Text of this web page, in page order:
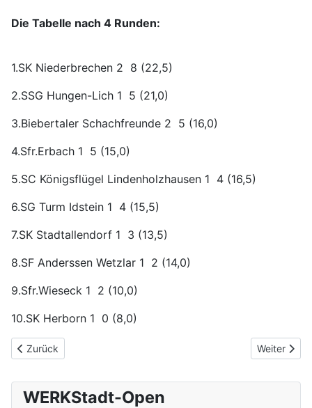
Die Tabelle nach 4 Runden:
1.SK Niederbrechen 2 8 (22,5)
2.SSG Hungen-Lich 1 5 (21,0)
3.Biebertaler Schachfreunde 2 5 (16,0)
4.Sfr.Erbach 1 5 (15,0)
5.SC Königsflügel Lindenholzhausen 1 4 (16,5)
6.SG Turm Idstein 1 4 (15,5)
7.SK Stadtallendorf 1 3 (13,5)
8.SF Anderssen Wetzlar 1 2 (14,0)
9.Sfr.Wieseck 1 2 (10,0)
10.SK Herborn 1 0 (8,0)
Vorheriger Beitrag: Bericht 6. Runde Verbandsliga Nord /
Zurück Nächster
Weiter
WERKStadt-Open